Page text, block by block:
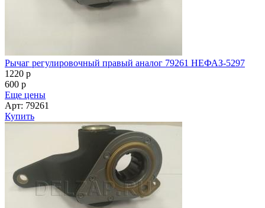
Рычаг регулировочный правый аналог 79261 НЕФАЗ-5297
1220 p
600 p
Еще цены
Арт: 79261
Купить